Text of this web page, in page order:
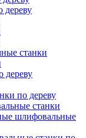
дереву
станки
дереву
по дереву
станки
шлифовальные